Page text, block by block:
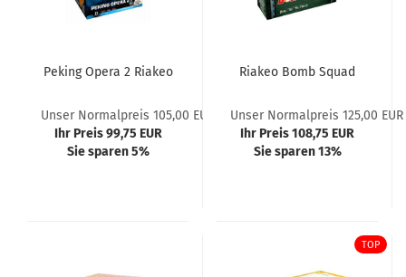
Peking Opera 2 Riakeo
Unser Normalpreis 105,00 EUR
Ihr Preis 99,75 EUR
Sie sparen 5%
Riakeo Bomb Squad
Unser Normalpreis 125,00 EUR
Ihr Preis 108,75 EUR
Sie sparen 13%
TOP